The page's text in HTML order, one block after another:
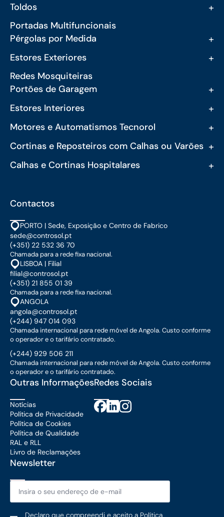
Toldos +
Portadas Multifuncionais
Pérgolas por Medida
+
Estores Exteriores +
Redes Mosquiteiras
Portões de Garagem
+
Estores Interiores +
Motores e Automatismos Tecnorol +
Cortinas e Reposteiros com Calhas ou Varões +
Calhas e Cortinas Hospitalares +
Contactos
PORTO | Sede, Exposição e Centro de Fabrico
sede@controsol.pt
(+351) 22 532 36 70
Chamada para a rede fixa nacional.
LISBOA | Filial
filial@controsol.pt
(+351) 21 855 01 39
Chamada para a rede fixa nacional.
ANGOLA
angola@controsol.pt
(+244) 947 014 093
Chamada internacional para rede móvel de Angola. Custo conforme
o operador e o tarifário contratado.
(+244) 929 506 211
Chamada internacional para rede móvel de Angola. Custo conforme
o operador e o tarifário contratado.
Outras Informações
Notícias
Política de Privacidade
Política de Cookies
Política de Qualidade
RAL e RLL
Livro de Reclamações
Redes Sociais
Newsletter
Email
PolíticaDeclaro que compreendi e aceito a Política